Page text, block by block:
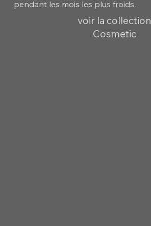
pendant les mois les plus froids.
voir la collection
Cosmetic